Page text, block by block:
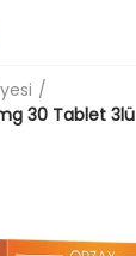
30 Tablet 3lü